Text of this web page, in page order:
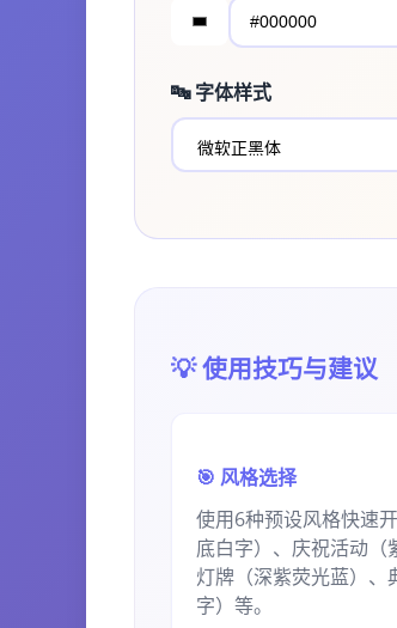
🔤 字体样式
💡 使用技巧与建议
🎯 风格选择
使用6种预设风格快速
底白字）、庆祝活动（
灯牌（深紫荧光蓝）、
字）等。